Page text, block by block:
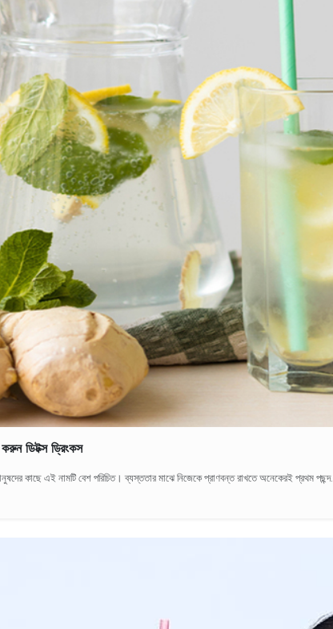
ডিটক্স ড্রিংকস
কাছে এই নামটি বেশ পরিচিত। ব্যস্ততার মাঝে নিজেকে প্রাণবন্ত রাখতে অনেকেরই প্রথম পছন্দ...